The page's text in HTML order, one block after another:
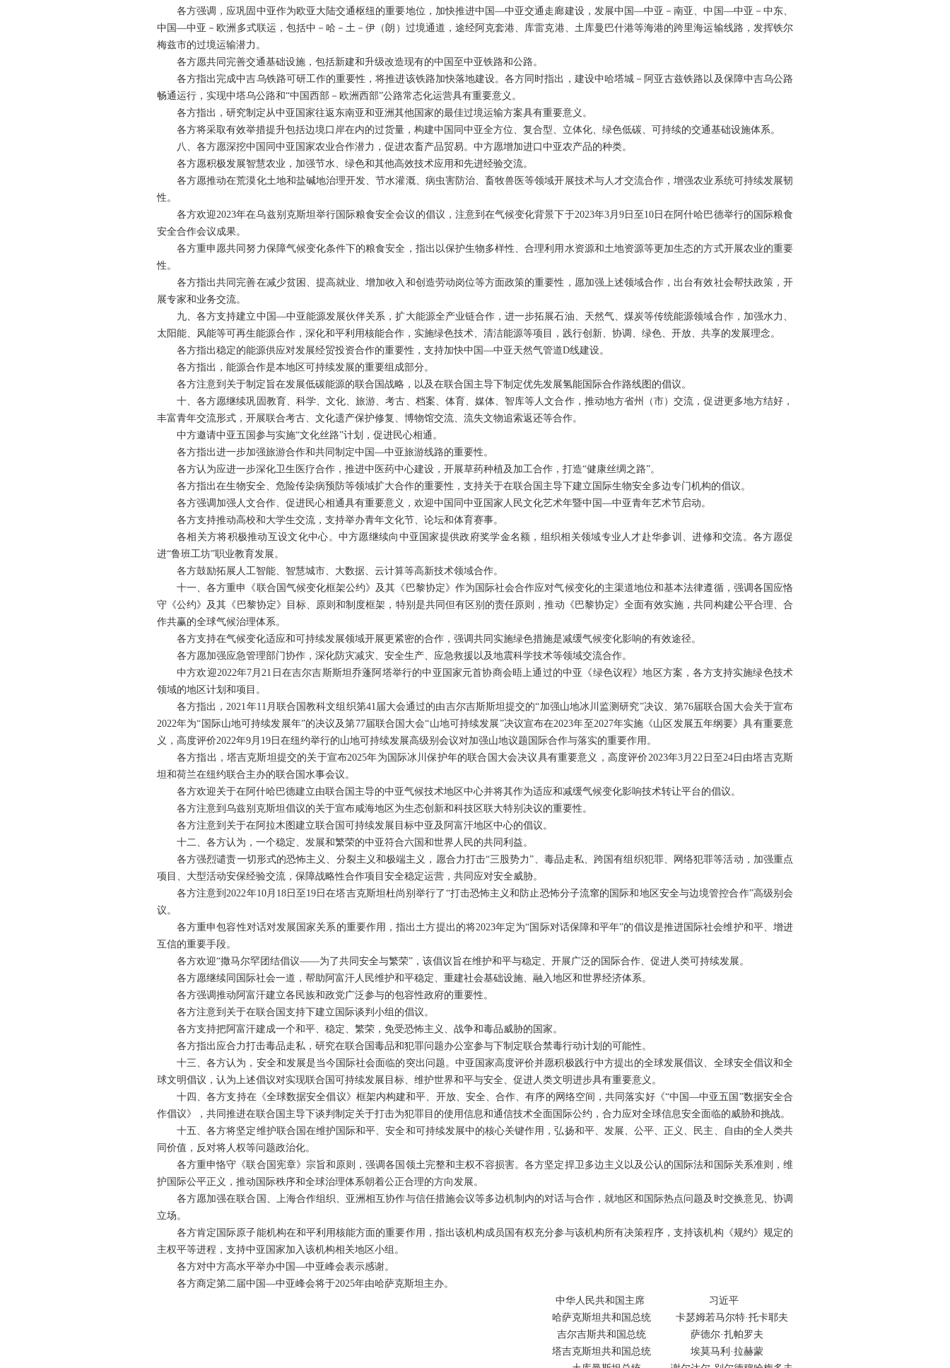
各方强调，应巩固中亚作为欧亚大陆交通枢纽的重要地位，加快推进中国—中亚交通走廊建设，发展中国—中亚－南亚、中国—中亚－中东、
中国—中亚－欧洲多式联运，包括中－哈－土－伊（朗）过境通道，途经阿克套港、库雷克港、土库曼巴什港等海港的跨里海运输线路，发挥铁尔
梅兹市的过境运输潜力。
各方愿共同完善交通基础设施，包括新建和升级改造现有的中国至中亚铁路和公路。
各方指出完成中吉乌铁路可研工作的重要性，将推进该铁路加快落地建设。各方同时指出，建设中哈塔城－阿亚古兹铁路以及保障中吉乌公路
畅通运行，实现中塔乌公路和“中国西部－欧洲西部”公路常态化运营具有重要意义。
各方指出，研究制定从中亚国家往返东南亚和亚洲其他国家的最佳过境运输方案具有重要意义。
各方将采取有效举措提升包括边境口岸在内的过货量，构建中国同中亚全方位、复合型、立体化、绿色低碳、可持续的交通基础设施体系。
八、各方愿深挖中国同中亚国家农业合作潜力，促进农畜产品贸易。中方愿增加进口中亚农产品的种类。
各方愿积极发展智慧农业，加强节水、绿色和其他高效技术应用和先进经验交流。
各方愿推动在荒漠化土地和盐碱地治理开发、节水灌溉、病虫害防治、畜牧兽医等领域开展技术与人才交流合作，增强农业系统可持续发展韧
性。
各方欢迎2023年在乌兹别克斯坦举行国际粮食安全会议的倡议，注意到在气候变化背景下于2023年3月9日至10日在阿什哈巴德举行的国际粮食
安全合作会议成果。
各方重申愿共同努力保障气候变化条件下的粮食安全，指出以保护生物多样性、合理利用水资源和土地资源等更加生态的方式开展农业的重要
性。
各方指出共同完善在减少贫困、提高就业、增加收入和创造劳动岗位等方面政策的重要性，愿加强上述领域合作，出台有效社会帮扶政策，开
展专家和业务交流。
九、各方支持建立中国—中亚能源发展伙伴关系，扩大能源全产业链合作，进一步拓展石油、天然气、煤炭等传统能源领域合作，加强水力、
太阳能、风能等可再生能源合作，深化和平利用核能合作，实施绿色技术、清洁能源等项目，践行创新、协调、绿色、开放、共享的发展理念。
各方指出稳定的能源供应对发展经贸投资合作的重要性，支持加快中国—中亚天然气管道D线建设。
各方指出，能源合作是本地区可持续发展的重要组成部分。
各方注意到关于制定旨在发展低碳能源的联合国战略，以及在联合国主导下制定优先发展氢能国际合作路线图的倡议。
十、各方愿继续巩固教育、科学、文化、旅游、考古、档案、体育、媒体、智库等人文合作，推动地方省州（市）交流，促进更多地方结好，
丰富青年交流形式，开展联合考古、文化遗产保护修复、博物馆交流、流失文物追索返还等合作。
中方邀请中亚五国参与实施“文化丝路”计划，促进民心相通。
各方指出进一步加强旅游合作和共同制定中国—中亚旅游线路的重要性。
各方认为应进一步深化卫生医疗合作，推进中医药中心建设，开展草药种植及加工合作，打造“健康丝绸之路”。
各方指出在生物安全、危险传染病预防等领域扩大合作的重要性，支持关于在联合国主导下建立国际生物安全多边专门机构的倡议。
各方强调加强人文合作、促进民心相通具有重要意义，欢迎中国同中亚国家人民文化艺术年暨中国—中亚青年艺术节启动。
各方支持推动高校和大学生交流，支持举办青年文化节、论坛和体育赛事。
各相关方将积极推动互设文化中心。中方愿继续向中亚国家提供政府奖学金名额，组织相关领域专业人才赴华参训、进修和交流。各方愿促
进“鲁班工坊”职业教育发展。
各方鼓励拓展人工智能、智慧城市、大数据、云计算等高新技术领域合作。
十一、各方重申《联合国气候变化框架公约》及其《巴黎协定》作为国际社会合作应对气候变化的主渠道地位和基本法律遵循，强调各国应恪
守《公约》及其《巴黎协定》目标、原则和制度框架，特别是共同但有区别的责任原则，推动《巴黎协定》全面有效实施，共同构建公平合理、合
作共赢的全球气候治理体系。
各方支持在气候变化适应和可持续发展领域开展更紧密的合作，强调共同实施绿色措施是减缓气候变化影响的有效途径。
各方愿加强应急管理部门协作，深化防灾减灾、安全生产、应急救援以及地震科学技术等领域交流合作。
中方欢迎2022年7月21日在吉尔吉斯斯坦乔蓬阿塔举行的中亚国家元首协商会晤上通过的中亚《绿色议程》地区方案，各方支持实施绿色技术
领域的地区计划和项目。
各方指出，2021年11月联合国教科文组织第41届大会通过的由吉尔吉斯斯坦提交的“加强山地冰川监测研究”决议、第76届联合国大会关于宣布
2022年为“国际山地可持续发展年”的决议及第77届联合国大会“山地可持续发展”决议宣布在2023年至2027年实施《山区发展五年纲要》具有重要意
义，高度评价2022年9月19日在纽约举行的山地可持续发展高级别会议对加强山地议题国际合作与落实的重要作用。
各方指出，塔吉克斯坦提交的关于宣布2025年为国际冰川保护年的联合国大会决议具有重要意义，高度评价2023年3月22日至24日由塔吉克斯
坦和荷兰在纽约联合主办的联合国水事会议。
各方欢迎关于在阿什哈巴德建立由联合国主导的中亚气候技术地区中心并将其作为适应和减缓气候变化影响技术转让平台的倡议。
各方注意到乌兹别克斯坦倡议的关于宣布咸海地区为生态创新和科技区联大特别决议的重要性。
各方注意到关于在阿拉木图建立联合国可持续发展目标中亚及阿富汗地区中心的倡议。
十二、各方认为，一个稳定、发展和繁荣的中亚符合六国和世界人民的共同利益。
各方强烈谴责一切形式的恐怖主义、分裂主义和极端主义，愿合力打击“三股势力”、毒品走私、跨国有组织犯罪、网络犯罪等活动，加强重点
项目、大型活动安保经验交流，保障战略性合作项目安全稳定运营，共同应对安全威胁。
各方注意到2022年10月18日至19日在塔吉克斯坦杜尚别举行了“打击恐怖主义和防止恐怖分子流窜的国际和地区安全与边境管控合作”高级别会
议。
各方重申包容性对话对发展国家关系的重要作用，指出土方提出的将2023年定为“国际对话保障和平年”的倡议是推进国际社会维护和平、增进
互信的重要手段。
各方欢迎“撒马尔罕团结倡议——为了共同安全与繁荣”，该倡议旨在维护和平与稳定、开展广泛的国际合作、促进人类可持续发展。
各方愿继续同国际社会一道，帮助阿富汗人民维护和平稳定、重建社会基础设施、融入地区和世界经济体系。
各方强调推动阿富汗建立各民族和政党广泛参与的包容性政府的重要性。
各方注意到关于在联合国支持下建立国际谈判小组的倡议。
各方支持把阿富汗建成一个和平、稳定、繁荣，免受恐怖主义、战争和毒品威胁的国家。
各方指出应合力打击毒品走私，研究在联合国毒品和犯罪问题办公室参与下制定联合禁毒行动计划的可能性。
十三、各方认为，安全和发展是当今国际社会面临的突出问题。中亚国家高度评价并愿积极践行中方提出的全球发展倡议、全球安全倡议和全
球文明倡议，认为上述倡议对实现联合国可持续发展目标、维护世界和平与安全、促进人类文明进步具有重要意义。
十四、各方支持在《全球数据安全倡议》框架内构建和平、开放、安全、合作、有序的网络空间，共同落实好《“中国—中亚五国”数据安全合
作倡议》，共同推进在联合国主导下谈判制定关于打击为犯罪目的使用信息和通信技术全面国际公约，合力应对全球信息安全面临的威胁和挑战。
十五、各方将坚定维护联合国在维护国际和平、安全和可持续发展中的核心关键作用，弘扬和平、发展、公平、正义、民主、自由的全人类共
同价值，反对将人权等问题政治化。
各方重申恪守《联合国宪章》宗旨和原则，强调各国领土完整和主权不容损害。各方坚定捍卫多边主义以及公认的国际法和国际关系准则，维
护国际公平正义，推动国际秩序和全球治理体系朝着公正合理的方向发展。
各方愿加强在联合国、上海合作组织、亚洲相互协作与信任措施会议等多边机制内的对话与合作，就地区和国际热点问题及时交换意见、协调
立场。
各方肯定国际原子能机构在和平利用核能方面的重要作用，指出该机构成员国有权充分参与该机构所有决策程序，支持该机构《规约》规定的
主权平等进程，支持中亚国家加入该机构相关地区小组。
各方对中方高水平举办中国—中亚峰会表示感谢。
各方商定第二届中国—中亚峰会将于2025年由哈萨克斯坦主办。
中华人民共和国主席 习近平
哈萨克斯坦共和国总统 卡瑟姆若马尔特·托卡耶夫
吉尔吉斯共和国总统 萨德尔·扎帕罗夫
塔吉克斯坦共和国总统 埃莫马利·拉赫蒙